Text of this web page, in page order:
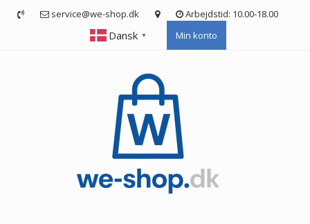
service@we-shop.dk Arbejdstid: 10.00-18.00
Dansk ▼ Min konto